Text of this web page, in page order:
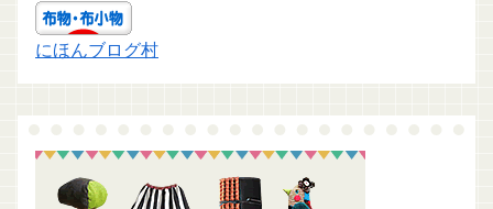
にほんブログ村